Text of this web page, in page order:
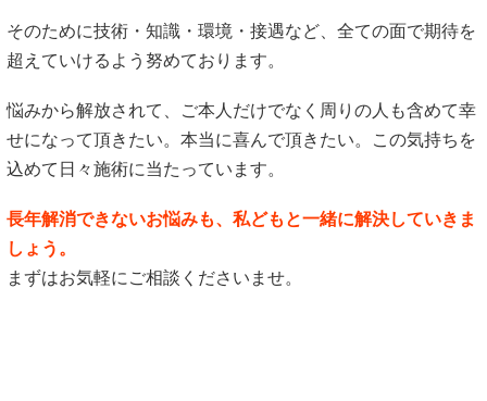
そのために技術・知識・環境・接遇など、全ての面で期待を
超えていけるよう努めております。
悩みから解放されて、ご本人だけでなく周りの人も含めて幸
せになって頂きたい。本当に喜んで頂きたい。この気持ちを
込めて日々施術に当たっています。
長年解消できないお悩みも、私どもと一緒に解決していきま
しょう。
まずはお気軽にご相談くださいませ。